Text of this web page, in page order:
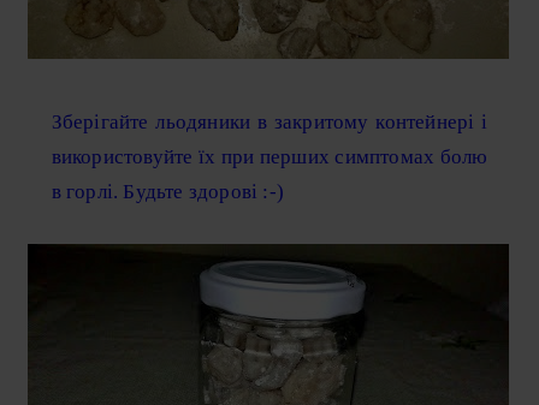
Зберігайте льодяники в закритому контейнері і
використовуйте їх при перших симптомах болю
в горлі. Будьте здорові :-)